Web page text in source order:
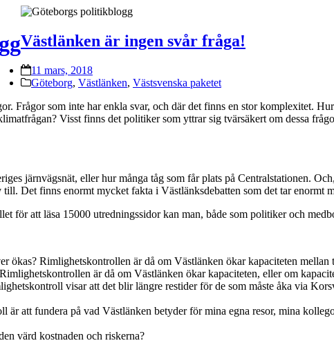
Västlänken är ingen svår fråga!
11 mars, 2018
Göteborg, Västlänken, Västsvenska paketet
Frågor som inte har enkla svar, och där det finns en stor komplexitet.
Visst finns det politiker som yttrar sig tvärsäkert om dessa
järnvägsnät, eller hur många tåg som får plats på Centralstationen.
Det finns enormt mycket fakta i Västlänksdebatten som det tar enormt
för att läsa 15000 utredningssidor kan man, både som politiker och
ökas? Rimlighetskontrollen är då om Västlänken ökar kapaciteten
är då om Västlänken ökar kapaciteten, eller om
visar att det blir längre restider för de som måste åka via
är att fundera på vad Västlänken betyder för mina egna resor, mina
värd kostnaden och riskerna?